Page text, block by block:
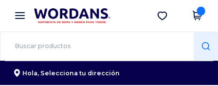
× App de Wordans
¡Mejores precios en app!
Descargar app
Hola, Selecciona tu dirección